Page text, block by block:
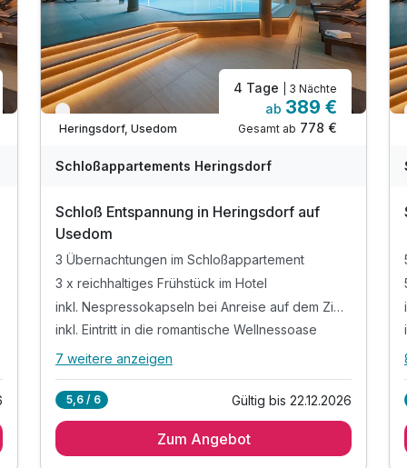
Verfügbar bis Dezember
Heringsdorf, Usedom
4 Tage | 3 Nächte
ab 389 €
Gesamt ab 778 €
Schloßappartements Heringsdorf
Schloß Entspannung in Heringsdorf auf
Usedom
3 Übernachtungen im Schloßappartement
3 x reichhaltiges Frühstück im Hotel
inkl. Nespressokapseln bei Anreise auf dem Zimmer
inkl. Eintritt in die romantische Wellnessoase
Alle Inklusivleistungen
3 x reichhaltiges Frühstück im Hotel
7 weitere anzeigen
5,6 / 6 Gültig bis 22.12.2026
Zum Angebot